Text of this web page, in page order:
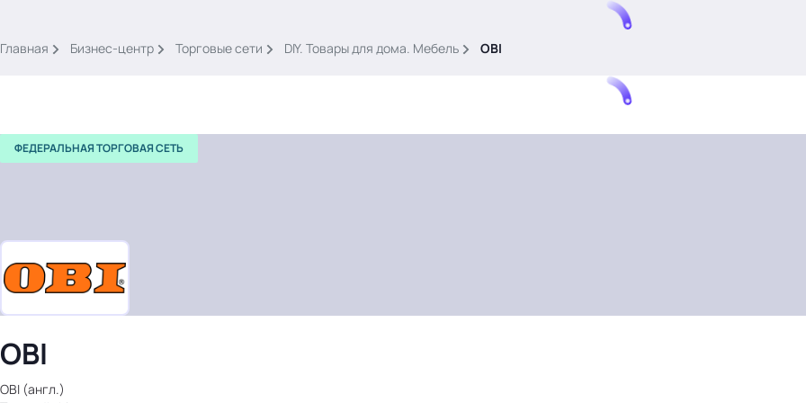
Войти
картина дня
материалы
события
Главная Бизнес-центр Торговые сети DIY. Товары для дома. Мебель OBI
ФЕДЕРАЛЬНАЯ ТОРГОВАЯ СЕТЬ
OBI
OBI (англ.)